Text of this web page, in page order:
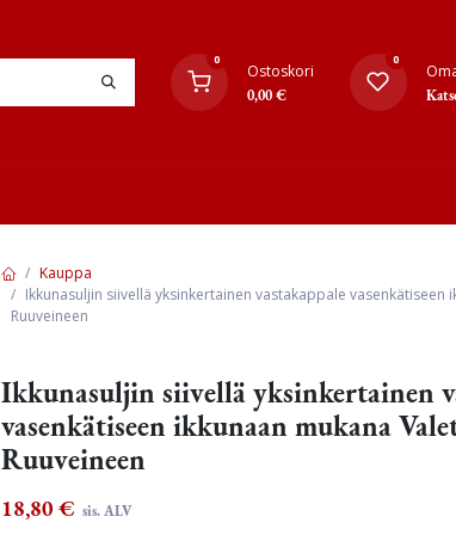
0
Ostoskori
0,00€
0
Kauppa
Ikkunasuljin siivellä yksinkertainen vastakappale vasenkätiseen
Ruuveineen
Ikkunasuljin siivellä yksinkertainen
vasenkätiseen ikkunaan mukana
Ruuveineen
18,80 € sis. ALV